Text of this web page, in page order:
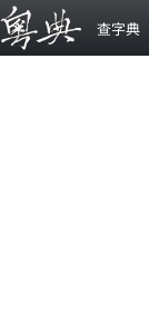
查字典